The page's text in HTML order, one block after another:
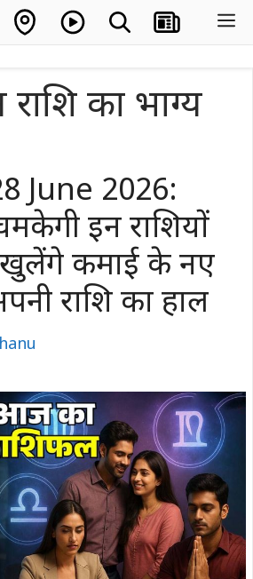
का भाग्य
June 2026:
इन राशियों
खुलेंगे कमाई के नए
राशि का हाल